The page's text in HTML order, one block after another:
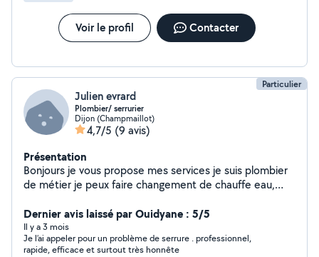
Voir le profil Contacter
Particulier
Julien evrard
Plombier/ serrurier
Dijon (Champmaillot)
4,7/5 (9 avis)
Présentation
Bonjours je vous propose mes services je suis plombier
de métier je peux faire changement de chauffe eau,
de petit travaux également. Je suis également serrurier
pour vos ouverture de porte et remplacement de
pièces également
Dernier avis laissé par Ouidyane : 5/5
Il y a 3 mois
Je l’ai appeler pour un problème de serrure . professionnel,
rapide, efficace et surtout très honnête